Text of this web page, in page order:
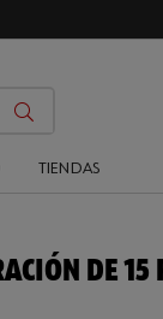
TIENDAS
DE 15